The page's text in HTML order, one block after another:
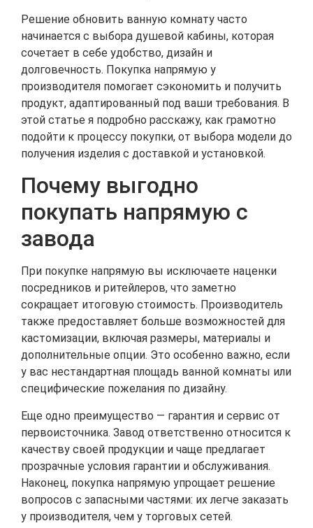
Решение обновить ванную комнату часто
начинается с выбора душевой кабины, которая
сочетает в себе удобство, дизайн и
долговечность. Покупка напрямую у
производителя помогает сэкономить и получить
продукт, адаптированный под ваши требования. В
этой статье я подробно расскажу, как грамотно
подойти к процессу покупки, от выбора модели до
получения изделия с доставкой и установкой.
Почему выгодно
покупать напрямую с
завода
При покупке напрямую вы исключаете наценки
посредников и ритейлеров, что заметно
сокращает итоговую стоимость. Производитель
также предоставляет больше возможностей для
кастомизации, включая размеры, материалы и
дополнительные опции. Это особенно важно, если
у вас нестандартная площадь ванной комнаты или
специфические пожелания по дизайну.
Еще одно преимущество — гарантия и сервис от
первоисточника. Завод ответственно относится к
качеству своей продукции и чаще предлагает
прозрачные условия гарантии и обслуживания.
Наконец, покупка напрямую упрощает решение
вопросов с запасными частями: их легче заказать
у производителя, чем у торговых сетей.